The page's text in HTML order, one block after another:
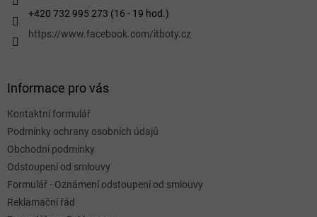
+420 732 995 273 (16 - 19 hod.)
https://www.facebook.com/itboty.cz
Informace pro vás
Kontaktní formulář
Podmínky ochrany osobních údajů
Obchodní podmínky
Odstoupení od smlouvy
Formulář - Oznámení odstoupení od smlouvy
Reklamační řád